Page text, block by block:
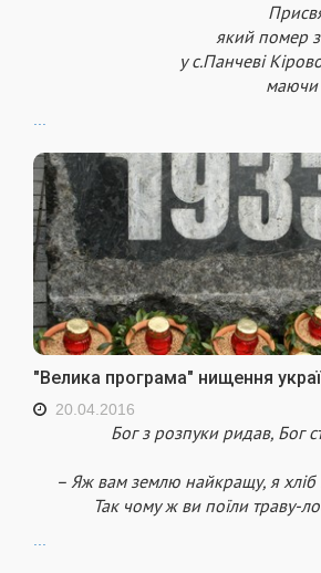
який помер
у с.Панчеві
маючи
"Велика програма" нищення
20.04.2016
Бог з розпуки ридав, Бог
– Яж вам землю найкращу, я хліб
Так чому ж ви поїли траву-